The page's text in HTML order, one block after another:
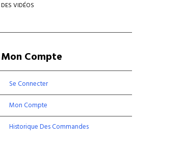
DES VIDÉOS
Mon Compte
Se Connecter
Mon Compte
Historique Des Commandes